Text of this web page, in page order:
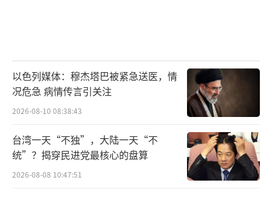
以色列媒体：穆杰塔巴被紧急送医，情
况危急 病情传言引关注
2026-08-10 08:38:43
台湾一天“不独”，大陆一天“不
统”？揭穿民进党最核心的盘算
2026-08-08 10:47:51